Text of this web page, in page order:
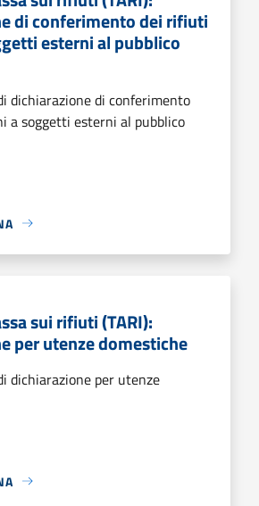
di conferimento dei rifiuti
esterni al pubblico
dichiarazione di conferimento
a soggetti esterni al pubblico
sui rifiuti (TARI):
per utenze domestiche
dichiarazione per utenze